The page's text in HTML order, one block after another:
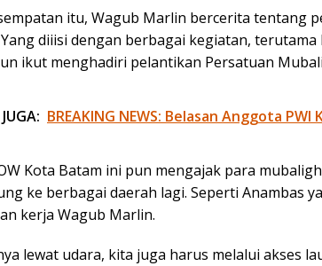
itu, Wagub Marlin bercerita tentang
diiisi dengan berbagai kegiatan,
ikut menghadiri pelantikan Persatuan
BREAKING NEWS: Belasan Anggota
Kota Batam ini pun mengajak para
ke berbagai daerah lagi. Seperti Anambas
kerja Wagub Marlin.
lewat udara, kita juga harus melalui akses